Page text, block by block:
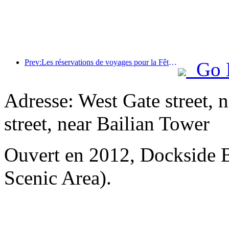
Prev:Les réservations de voyages pour la Fête du Printemps sont en plein essor ! 2,3 millions d'entreprises hôtelières pourraient connaître un bon départ
Go
Adresse: West Gate street,
street, near Bailian Tower
Ouvert en 2012, Dockside
Scenic Area).